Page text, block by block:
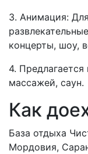
3. Анимация:
концерты, шоу,
4.
массажей, саун.
Как
База отдыха
Мордовия,